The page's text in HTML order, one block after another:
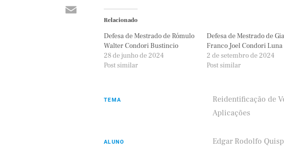
Relacionado
Defesa de Mestrado de Rómulo
Walter Condori Bustincio
28 de junho de 2024
Post similar
Defesa de Mestrado de
Franco Joel Condori Luna
2 de setembro de 2024
Post similar
TEMA
Reidentificação de
Aplicações
ALUNO Edgar Rodolfo